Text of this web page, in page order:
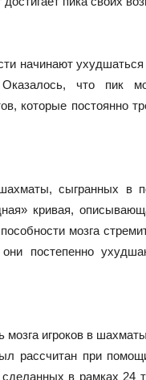
начинают
что пик
которые постоянно
сыгранных в
кривая,
мозга
постепенно
мозга игроков в
рассчитан при
в рамках 24